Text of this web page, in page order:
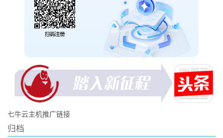
七牛云主机推广链接
归档